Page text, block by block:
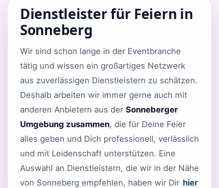
Dienstleister für Feiern in
Sonneberg
Wir sind schon lange in der Eventbranche
tätig und wissen ein großartiges Netzwerk
aus zuverlässigen Dienstleistern zu schätzen.
Deshalb arbeiten wir immer gerne auch mit
anderen Anbietern aus der Sonneberger
Umgebung zusammen, die für Deine Feier
alles geben und Dich professionell, verlässlich
und mit Leidenschaft unterstützen. Eine
Auswahl an Dienstleistern, die wir in der Nähe
von Sonneberg empfehlen, haben wir Dir hier